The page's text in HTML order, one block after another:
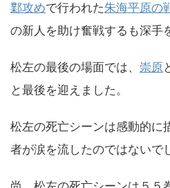
鄴攻めで行われた朱海平原の
の新人を助け奮戦するも深手
松左の最後の場面では、 崇原
と最後を迎えました。
松左の死亡シーンは感動的に
者が涙を流したのではないで